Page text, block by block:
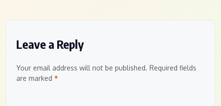
Leave a Reply
Your email address will not be published. Required fields
are marked *